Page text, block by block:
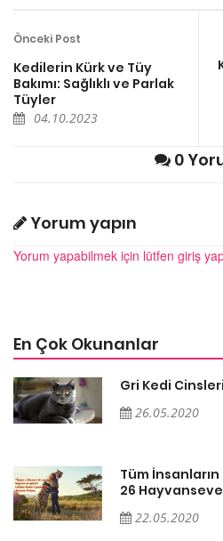
Önceki Post
Kedilerin Kürk ve Tüy
Bakımı: Sağlıklı ve Parlak
Tüyler
04.10.2023
0
Yorum yapın
Yorum yapabilmek için lütfen giriş
En Çok Okunanlar
Gri Kedi
26.05.2020
Tüm İnsanların
26
22.05.2020